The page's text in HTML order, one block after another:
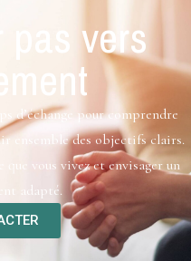
vers
d’échange pour comprendre
ensemble des objectifs clairs.
vous vivez et envisager un
adapté.